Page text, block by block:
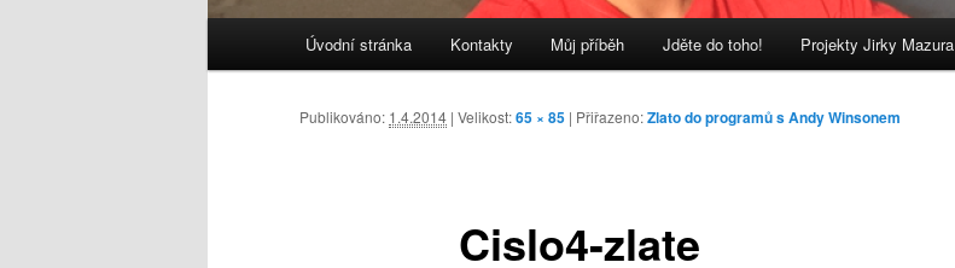
Úvodní stránka Kontakty Můj příběh Jděte do toho! Projekty Jirky Mazura
Cislo4-zlate
Publikováno: 1.4.2014 | Velikost:65 × 85 | Přiřazeno:Zlato do programů s Andy Winsonem